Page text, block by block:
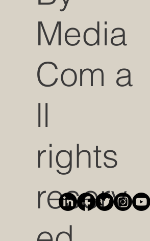
Media
Com a
ll
rights
reserv